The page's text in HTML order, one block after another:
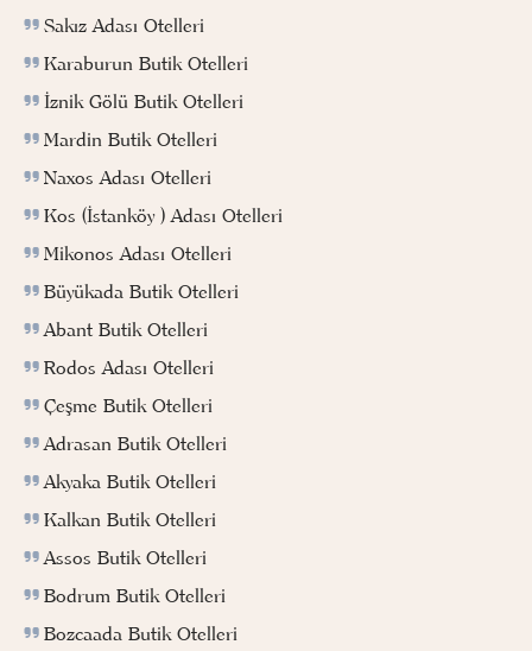
Sakız Adası Otelleri
Karaburun Butik Otelleri
İznik Gölü Butik Otelleri
Mardin Butik Otelleri
Naxos Adası Otelleri
Kos (İstanköy ) Adası Otelleri
Mikonos Adası Otelleri
Büyükada Butik Otelleri
Abant Butik Otelleri
Rodos Adası Otelleri
Çeşme Butik Otelleri
Adrasan Butik Otelleri
Akyaka Butik Otelleri
Kalkan Butik Otelleri
Assos Butik Otelleri
Bodrum Butik Otelleri
Bozcaada Butik Otelleri